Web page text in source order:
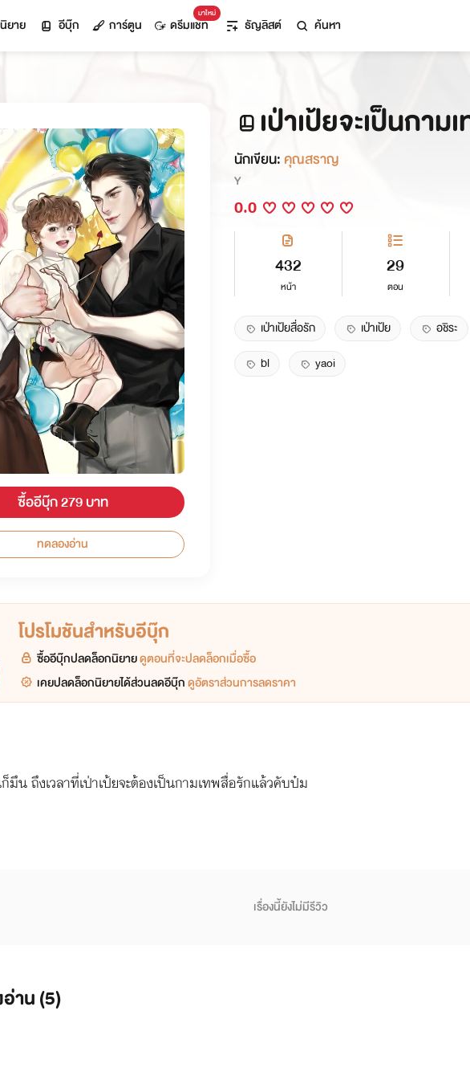
นิยาย อีบุ๊ก การ์ตูน
มาใหม่
ดรีมแชท ธัญลิสต์ ค้นหา
ซื้ออีบุ๊ก 279 บาท
ทดลองอ่าน
เป่าเป้ยจะเป็นกา
นักเขียน: คุณสราญ
Y
0.0
432
หน้า
29
ตอน
เป่าเป้ยสื่อรัก เป่าเป้ย อชิระ
bl
yaoi
โปรโมชันสำหรับอีบุ๊ก
ซื้ออีบุ๊กปลดล็อกนิยายดูตอนที่จะปลดล็อกเมื่อซื้อ
เคยปลดล็อกนิยายได้ส่วนลดอีบุ๊กดูอัตราส่วนการลดราคา
น ถึงเวลาที่เป่าเป้ยจะต้องเป็นกามเทพสื่อรักแล้วคับป๋ม
เรื่องนี้ยังไม่มีรีวิว
าน (5)